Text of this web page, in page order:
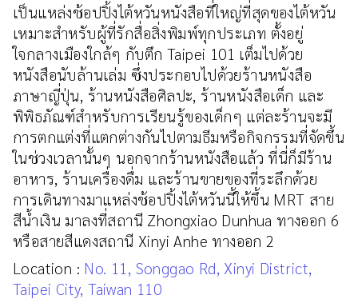
เป็นแหล่งช้อปปิ้งไต้หวันหนังสือที่ใหญ่ที่สุดของไต้หวัน
เหมาะสำหรับผู้ที่รักสื่อสิ่งพิมพ์ทุกประเภท ตั้งอยู่
ใจกลางเมืองใกล้ๆ กับตึก Taipei 101 เต็มไปด้วย
หนังสือนับล้านเล่ม ซึ่งประกอบไปด้วยร้านหนังสือ
ภาษาญี่ปุ่น, ร้านหนังสือศิลปะ, ร้านหนังสือเด็ก และ
พิพิธภัณฑ์สำหรับการเรียนรู้ของเด็กๆ แต่ละร้านจะมี
การตกแต่งที่แตกต่างกันไปตามธีมหรือกิจกรรมที่จัดขึ้น
ในช่วงเวลานั้นๆ นอกจากร้านหนังสือแล้ว ที่นี่ก็มีร้าน
อาหาร, ร้านเครื่องดื่ม และร้านขายของที่ระลึกด้วย
การเดินทางมาแหล่งช้อปปิ้งไต้หวันนี้ให้ขึ้น MRT สาย
สีน้ำเงิน มาลงที่สถานี Zhongxiao Dunhua ทางออก 6
หรือสายสีแดงสถานี Xinyi Anhe ทางออก 2
Location : No. 11, Songgao Rd, Xinyi District,
Taipei City, Taiwan 110